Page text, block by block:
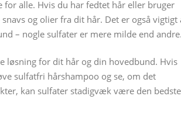
alle. Hvis du har fedtet hår eller bruger
og olier fra dit hår. Det er også vigtigt
– nogle sulfater er mere milde end
løsning for dit hår og din hovedbund. Hvis
sulfatfri hårshampoo og se, om det
kan sulfater stadigvæk være den bedste